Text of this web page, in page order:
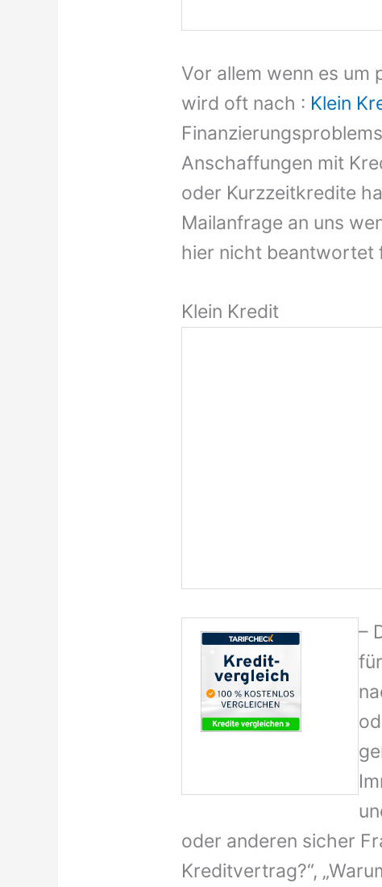
Vor allem wenn es um
wird oft nach : Klein
Anschaffungen mit
oder Kurzzeitkredite
Mailanfrage an uns
hier nicht beantwortet
Klein Kredit
–
oder anderen sicher
Kreditvertrag?“,